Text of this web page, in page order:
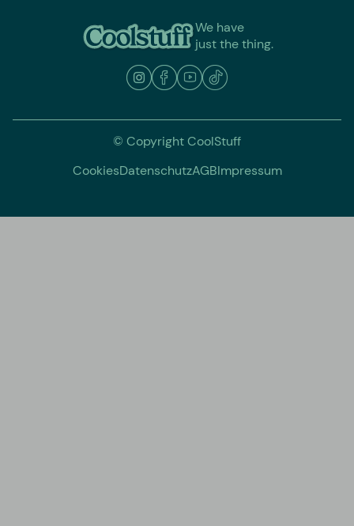
We have
just the thing.
© Copyright CoolStuff
CookiesDatenschutzAGBImpressum